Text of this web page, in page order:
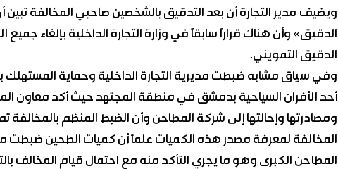
ويضيف مدير التجارة أن بعد التدقيق بالشخصين صاحبي المخالفة
الدقيق» وأن هناك قراراً سابقاً في وزارة التجارة الداخلية بإلغاء
الدقيق التمويني.
أحد الأفران السياحية بدمشق في منطقة المجتهد حيث أكد معاون
ومصادرتها وإحالتها إلى شركة المطاحن وأن الضبط المنظم
المطاحن الكبرى وهو ما يجري التأكد منه مع احتمال قيام المخالف